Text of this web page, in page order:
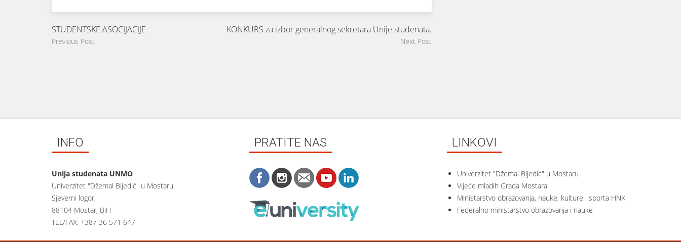
STUDENTSKE ASOCIJACIJE
Previous Post
KONKURS za izbor generalnog sekretara Unije studenata.
Next Post
INFO
Unija studenata UNMO
Univerzitet "Džemal Bijedić" u Mostaru
Sjeverni logor,
88104 Mostar, BiH
TEL/FAX: +387 36 571 647
PRATITE NAS LINKOVI
Univerzitet "Džemal Bijedić" u Mostaru
Vijeće mladih Grada Mostara
Ministarstvo obrazovanja, nauke, kulture i sporta HNK
Federalno ministarstvo obrazovanja i nauke